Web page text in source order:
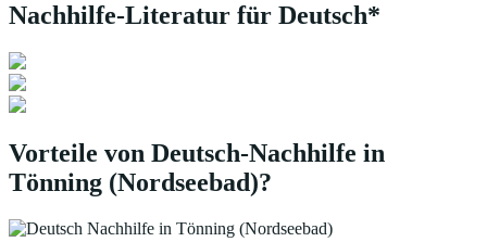
Nachhilfe-Literatur für Deutsch*
Vorteile von Deutsch-Nachhilfe in
Tönning (Nordseebad)?